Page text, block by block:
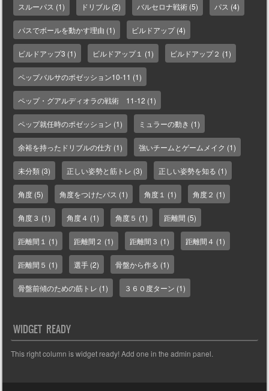
スルーパス (1) ドリブル (2) バルセロナ戦術 (5) パス (4)
パスでボールを動かす理由 (1) ビルドアップ(4)
ビルドアップ3 (1) ビルドアップ１ (1) ビルドアップ２ (1)
ペップバルサのポゼッション10-11 (1)
ペップ・グアルディオラの戦術 11-12 (1)
ペップ就任時のポゼッション (1) ミュラーの動き (1)
余裕を持ったドリブルの仕方 (1) 強いチームとゲームメイク (1)
未分類 (3) 正しい姿勢と筋トレ (3) 正しい姿勢を知る (1)
角度 (5) 角度をつけたパス (1) 角度１ (1) 角度２ (1)
角度３ (1) 角度４ (1) 角度５ (1) 距離間 (5)
距離間１ (1) 距離間２ (1) 距離間３ (1) 距離間４ (1)
距離間５ (1) 選手 (2) 骨盤から作る (1)
骨盤前傾のための筋トレ (1) ３６０度ターン (1)
WIDGET READY
This right column is widget ready! Add one in the admin panel.